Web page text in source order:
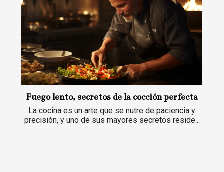
Fuego lento, secretos de la cocción perfecta
La cocina es un arte que se nutre de paciencia y
precisión, y uno de sus mayores secretos reside...